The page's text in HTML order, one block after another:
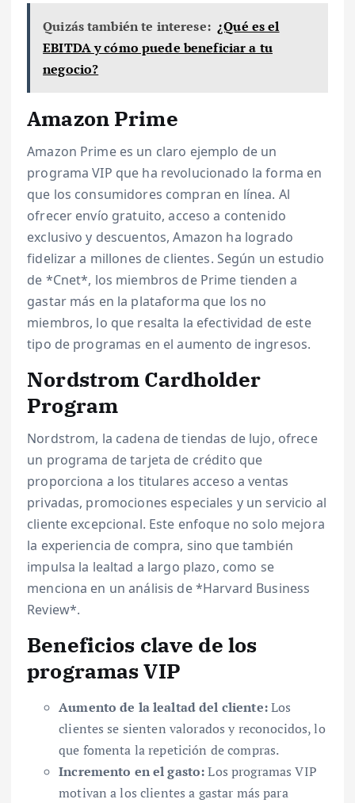
Quizás también te interese: ¿Qué es el
EBITDA y cómo puede beneficiar a tu
negocio?
Amazon Prime
Amazon Prime es un claro ejemplo de un
programa VIP que ha revolucionado la forma en
que los consumidores compran en línea. Al
ofrecer envío gratuito, acceso a contenido
exclusivo y descuentos, Amazon ha logrado
fidelizar a millones de clientes. Según un estudio
de *Cnet*, los miembros de Prime tienden a
gastar más en la plataforma que los no
miembros, lo que resalta la efectividad de este
tipo de programas en el aumento de ingresos.
Nordstrom Cardholder
Program
Nordstrom, la cadena de tiendas de lujo, ofrece
un programa de tarjeta de crédito que
proporciona a los titulares acceso a ventas
privadas, promociones especiales y un servicio al
cliente excepcional. Este enfoque no solo mejora
la experiencia de compra, sino que también
impulsa la lealtad a largo plazo, como se
menciona en un análisis de *Harvard Business
Review*.
Beneficios clave de los
programas VIP
Aumento de la lealtad del cliente:Los
clientes se sienten valorados y reconocidos, lo
que fomenta la repetición de compras.
Incremento en el gasto:Los programas VIP
motivan a los clientes a gastar más para